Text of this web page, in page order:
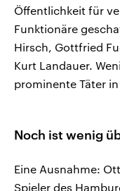
Öffentlichkeit für
Funktionäre
Hirsch, Gottfried
Kurt Landauer.
prominente Täter
Noch ist wenig
Eine Ausnahme:
Spieler des